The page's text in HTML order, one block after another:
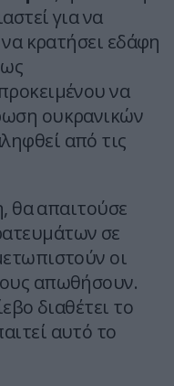
για να
κρατήσει εδάφη
να
ουκρανικών
από τις
θα απαιτούσε
σε
οι
απωθήσουν.
διαθέτει το
αυτό το